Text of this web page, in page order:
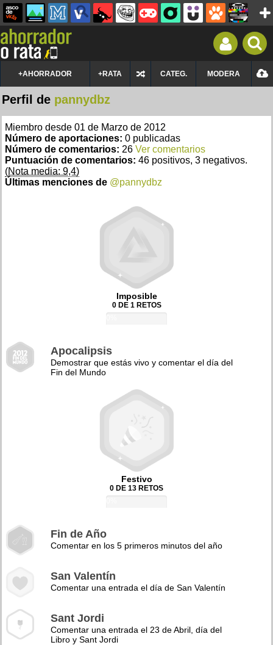
+AHORRADOR +RATA CATEG. MODERA
Perfil de pannydbz
Miembro desde 01 de Marzo de 2012
Número de aportaciones: 0 publicadas
Número de comentarios: 26 Ver comentarios
Puntuación de comentarios: 46 positivos, 3 negativos.
(Nota media: 9,4)
Últimas menciones de @pannydbz
Imposible
0 DE 1 RETOS
Apocalipsis
Demostrar que estás vivo y comentar el día del
Fin del Mundo
Festivo
0 DE 13 RETOS
Fin de Año
Comentar en los 5 primeros minutos del año
San Valentín
Comentar una entrada el día de San Valentín
Sant Jordi
Comentar una entrada el 23 de Abril, día del
Libro y Sant Jordi